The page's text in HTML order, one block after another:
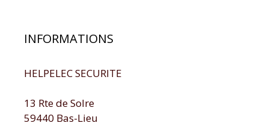
INFORMATIONS
HELPELEC SECURITE
13 Rte de Solre
59440 Bas-Lieu